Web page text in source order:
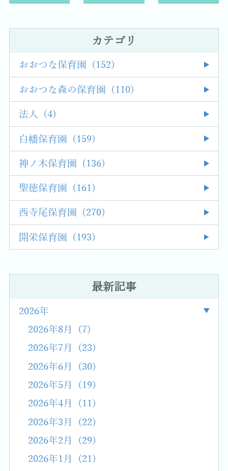
カテゴリ
おおつな保育園 (152)
おおつな森の保育園 (110)
法人 (4)
白幡保育園 (159)
神ノ木保育園 (136)
聖徳保育園 (161)
西寺尾保育園 (270)
開栄保育園 (193)
最新記事
2026年
2026年8月 (7)
2026年7月 (23)
2026年6月 (30)
2026年5月 (19)
2026年4月 (11)
2026年3月 (22)
2026年2月 (29)
2026年1月 (21)